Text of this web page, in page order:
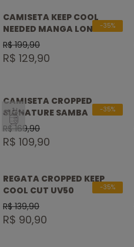
G
Até R$99
CAMISETA KEEP COOL
NEEDED MANGA LONGA
UV50
R$ 199,90
R$ 129,90
-35%
SELO
ATÉ
21KM
CAMISETA CROPPED
SIGNATURE SAMBA
R$ 169,90
R$ 109,90
-35%
REGATA CROPPED KEEP
COOL CUT UV50
R$ 139,90
R$ 90,90
-35%